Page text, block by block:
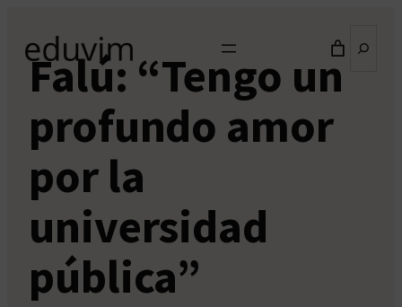
contenido
Falú: “Tengo un
profundo amor
por la
universidad
pública”